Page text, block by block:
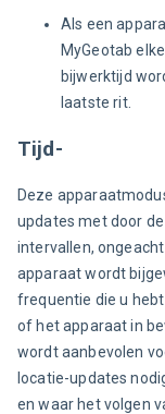
Als een
MyGeotab
bijwerktijd
laatste rit.
Tijd-
Deze
updates met door
intervallen,
apparaat wordt
frequentie die u
of het apparaat in
wordt aanbevolen
locatie-updates
en waar het volgen